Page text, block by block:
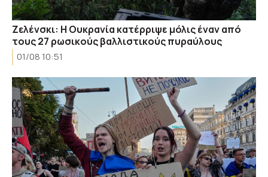
Ζελένσκι: Η Ουκρανία κατέρριψε μόλις έναν από
τους 27 ρωσικούς βαλλιστικούς πυραύλους
01/08 10:51